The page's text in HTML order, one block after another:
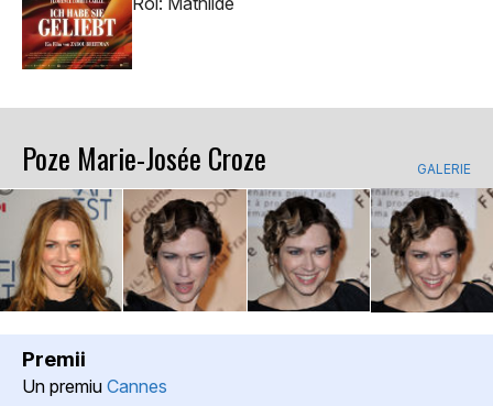
Poze Marie-Josée Croze GALERIE
Premii
Un premiu Cannes